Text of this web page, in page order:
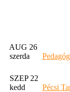
AUG 26
szerda
SZEP 22
kedd
Pécsi